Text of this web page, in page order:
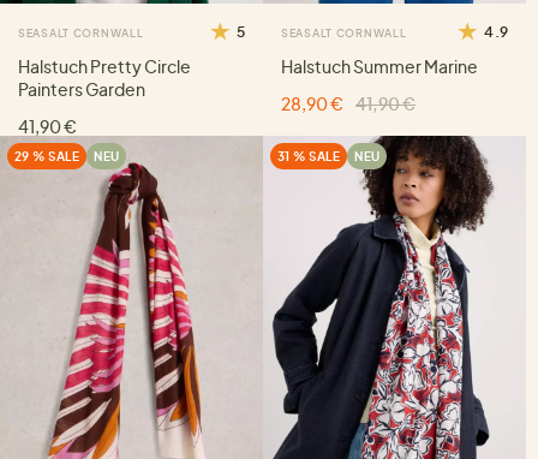
SEASALT CORNWALL 5
Halstuch Pretty Circle
Painters Garden
41,90 €
SEASALT CORNWALL 4.9
Halstuch Summer Marine
28,90 €
41,90 €
29 % SALE NEU 31 % SALE NEU